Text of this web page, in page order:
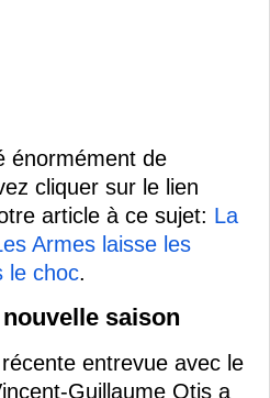
énormément de
cliquer sur le lien
article à ce sujet: La
Armes laisse les
le choc.
saison
entrevue avec le
Guillaume Otis a